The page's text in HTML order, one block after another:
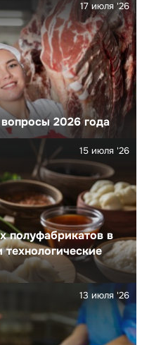
2026 года
17 июля '26
полуфабрикатов в
технологические
15 июля '26
13 июля '26